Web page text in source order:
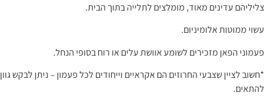
צליליהם עדינים מאוד, מומלצים לתלייה בתוך הבית.
עשוי ממוטות אלומיניום.
פעמוני הפאן מזכירים לשומע אוושת עלים או רוח בסופי הנחל.
*חשוב לציין שצבעי החרוזים הם אקראיים וייחודים לכל פעמון – ניתן לבקש
להתאים.